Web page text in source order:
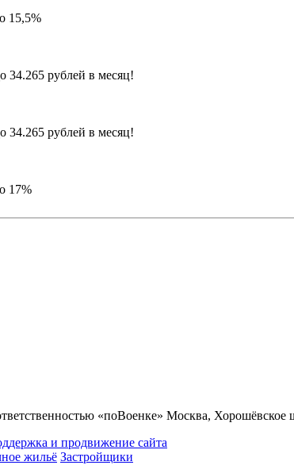
15,5%
34.265 рублей в месяц!
34.265 рублей в месяц!
17%
«поВоенке» Москва,
и продвижение сайта
жильё Застройщики